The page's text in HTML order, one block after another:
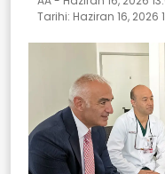
Tarihi: Haziran 16, 2026